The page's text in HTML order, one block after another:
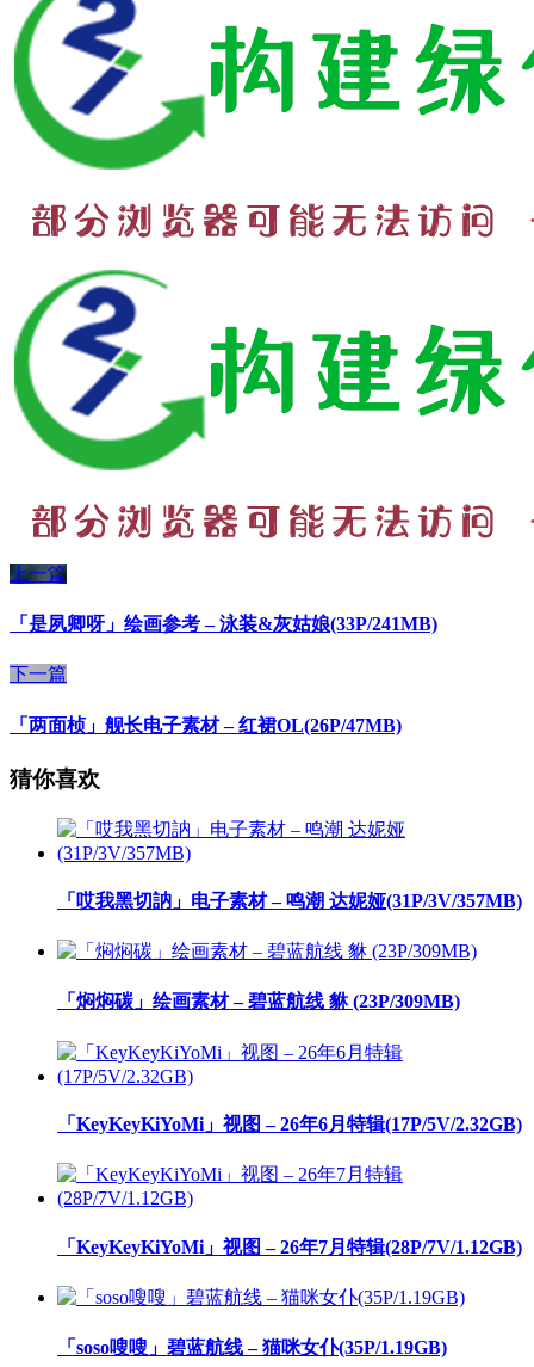
上一篇
「是夙卿呀」绘画参考 – 泳装&灰姑娘(33P/241MB)
下一篇
「两面桢」舰长电子素材 – 红裙OL(26P/47MB)
猜你喜欢
「哎我黑切訥」电子素材 – 鸣潮 达妮娅(31P/3V/357MB)
「焖焖碳」绘画素材 – 碧蓝航线 貅 (23P/309MB)
「KeyKeyKiYoMi」视图 – 26年6月特辑(17P/5V/2.32GB)
「KeyKeyKiYoMi」视图 – 26年7月特辑(28P/7V/1.12GB)
「soso嗖嗖」碧蓝航线 – 猫咪女仆(35P/1.19GB)